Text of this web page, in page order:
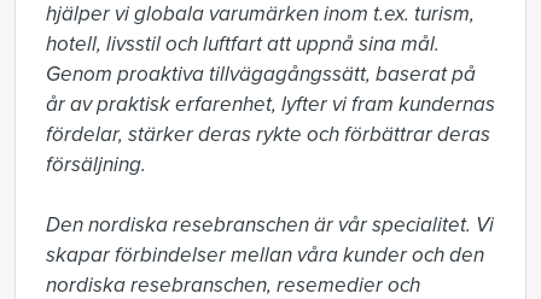
hjälper vi globala varumärken inom t.ex. turism,
hotell, livsstil och luftfart att uppnå sina mål.
Genom proaktiva tillvägagångssätt, baserat på
år av praktisk erfarenhet, lyfter vi fram kundernas
fördelar, stärker deras rykte och förbättrar deras
försäljning.
Den nordiska resebranschen är vår specialitet. Vi
skapar förbindelser mellan våra kunder och den
nordiska resebranschen, resemedier och